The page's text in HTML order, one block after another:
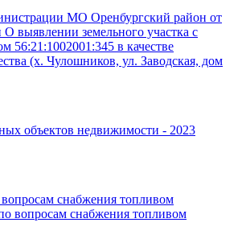
МО Оренбургский район от
выявлении земельного участка с
56:21:1002001:345 в качестве
(х. Чулошников, ул. Заводская, дом
объектов недвижимости - 2023
снабжения топливом